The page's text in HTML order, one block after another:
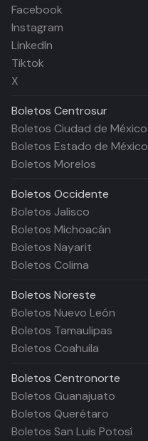
Facebook
Instagram
LinkedIn
Tiktok
X
Boletos Centrosur
Boletos Ciudad de México
Boletos Estado de México
Boletos Morelos
Boletos Occidente
Boletos Jalisco
Boletos Michoacán
Boletos Nayarit
Boletos Colima
Boletos Noreste
Boletos Nuevo León
Boletos Tamaulipas
Boletos Coahuila
Boletos Centronorte
Boletos Guanajuato
Boletos Querétaro
Boletos San Luis Potosí